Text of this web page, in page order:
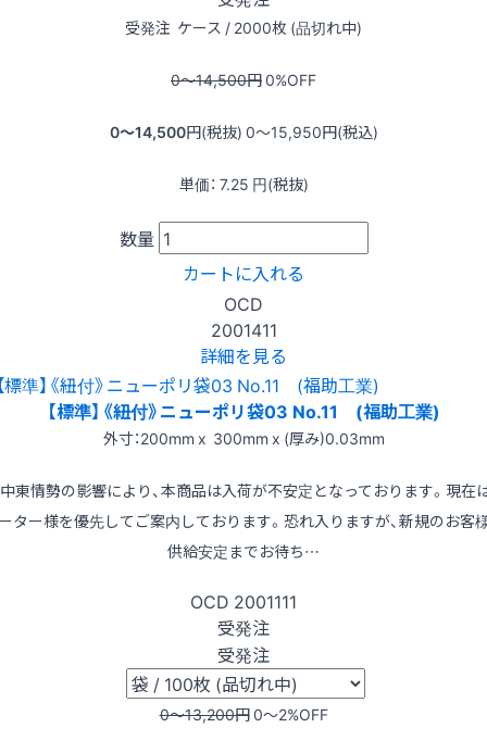
受発注 ケース / 2000枚 (品切れ中)
0〜14,500円0%OFF
0〜14,500円(税抜) 0〜15,950円(税込)
単価： 7.25 円(税抜)
数量
カートに入れる
OCD
2001411
詳細を見る
【標準】《紐付》ニューポリ袋03 No.11 (福助工業)
外寸：200mm x 300mm x (厚み)0.03mm
東情勢の影響により、本商品は入荷が不安定となっております。現在
ター様を優先してご案内しております。恐れ入りますが、新規のお客
供給安定までお待ち…
OCD 2001111
受発注
受発注
0〜13,200円0〜2%OFF